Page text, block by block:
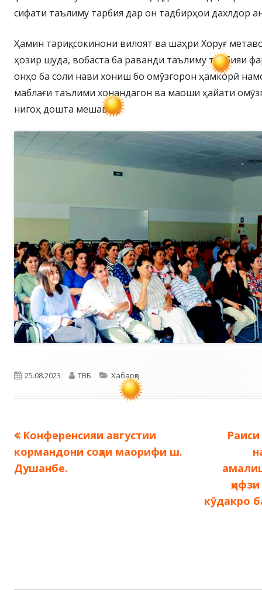
сифати таълиму тарбия дар он тадбирҳои дахлдор
Ҳамин тариқ, сокинони вилоят ва шаҳри Хоруғ
ҳозир шуда, вобаста ба раванди таълиму тарбияи
онҳо ба соли нави хониш бо омӯзгорон ҳамкорӣ
маблағи таълими хонандагон ва маоши ҳайати
нигоҳ дошта мешавад.
Опубликовано
25.08.2023 Автор
ТВБ Рубрики
Хабарҳо
Навигация
по
Предыдущая
запись:
Конференсияи августии
кормандони соҳаи маорифи ш.
Душанбе.
кӯдакро